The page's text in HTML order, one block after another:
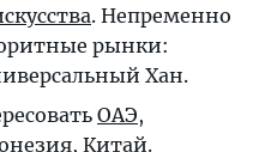
. Непременно
рынки:
Хан.
ОАЭ,
, Китай.